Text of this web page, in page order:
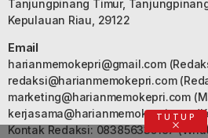
Tanjungpinang Timur,
Kepulauan Riau, 29122
Email
harianmemokepri@gmail.com
redaksi@harianmemokepri.com
marketing@harianmemokepri.com
kerjasama@harianmemokepri.com
Kontak Redaksi: 083856335187
TUTUP